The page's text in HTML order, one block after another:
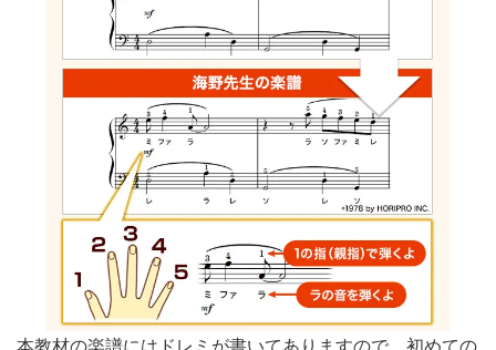
本教材の楽譜にはドレミが書いてありますので、初めての